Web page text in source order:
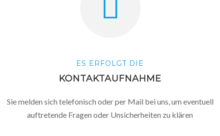
ES ERFOLGT DIE
KONTAKTAUFNAHME
Sie melden sich telefonisch oder per Mail bei uns, um eventuell
auftretende Fragen oder Unsicherheiten zu klären